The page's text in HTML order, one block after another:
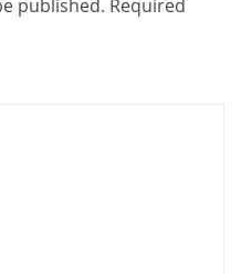
published. Required